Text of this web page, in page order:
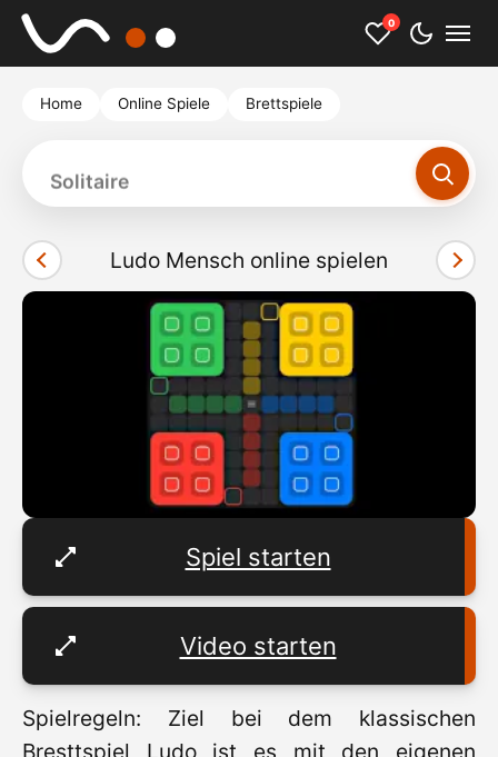
0
Home Online Spiele Brettspiele
Solitaire
Ludo Mensch online spielen
Spiel starten
Video starten
Spielregeln: Ziel bei dem klassischen
Bresttspiel Ludo ist es mit den eigenen